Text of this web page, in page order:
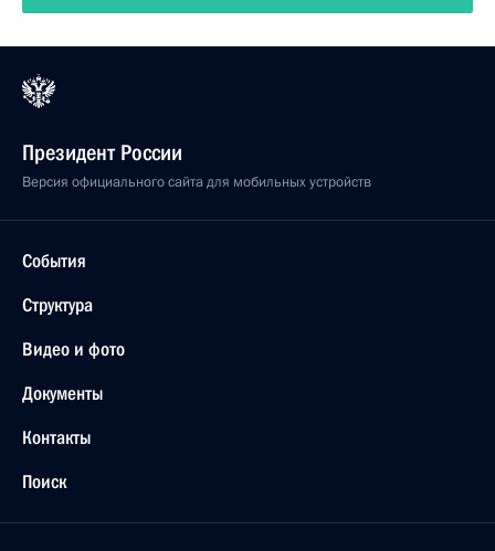
Президент России
Версия официального сайта для мобильных устройств
События
Структура
Видео и фото
Документы
Контакты
Поиск